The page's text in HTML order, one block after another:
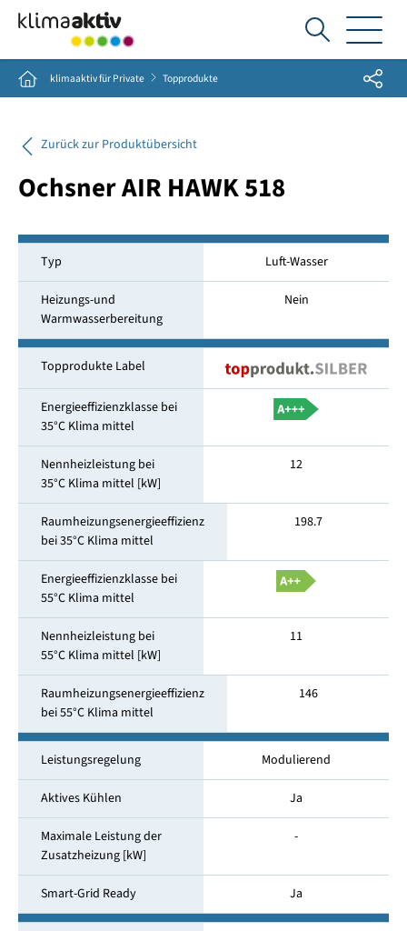
Ich
suche...
Home klimaaktiv für Private Topprodukte Share
Zurück zur Produktübersicht
Ochsner AIR HAWK 518
Typ Luft-Wasser
Heizungs-und
Warmwasserbereitung
Nein
Topprodukte Label
Energieeffizienzklasse bei
35°C Klima mittel
Nennheizleistung bei
35°C Klima mittel [kW]
12
Raumheizungsenergieeffizienz
bei 35°C Klima mittel
198.7
Energieeffizienzklasse bei
55°C Klima mittel
Nennheizleistung bei
55°C Klima mittel [kW]
11
Raumheizungsenergieeffizienz
bei 55°C Klima mittel
146
Leistungsregelung Modulierend
Aktives Kühlen Ja
Maximale Leistung der
Zusatzheizung [kW]
-
Smart-Grid Ready Ja